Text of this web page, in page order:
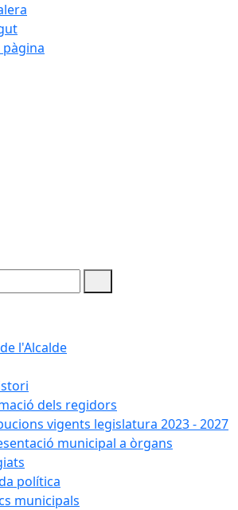
pàgina
l'Alcalde
dels regidors
vigents legislatura 2023 - 2027
municipal a òrgans
política
municipals